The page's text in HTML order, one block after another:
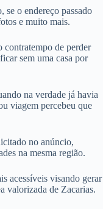
se o endereço passado
e muito mais.
contratempo de perder
sem uma casa por
na verdade já havia
viagem percebeu que
no anúncio,
na mesma região.
acessíveis visando gerar
valorizada de Zacarias.